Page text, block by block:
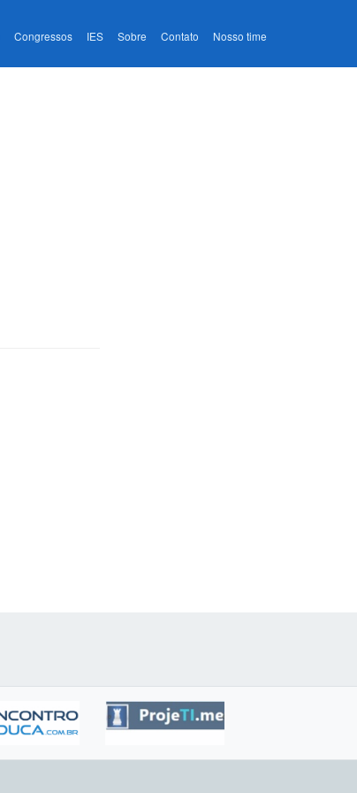
Congressos IES Sobre Contato Nosso time